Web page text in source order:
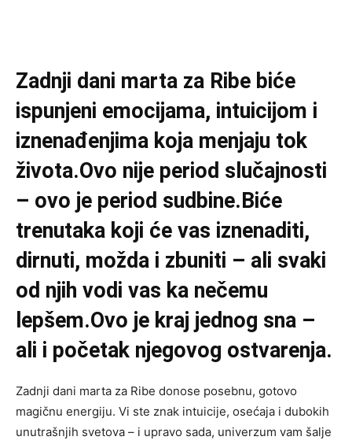
Zadnji dani marta za Ribe biće
ispunjeni emocijama, intuicijom i
iznenađenjima koja menjaju tok
života.Ovo nije period slučajnosti
– ovo je period sudbine.Biće
trenutaka koji će vas iznenaditi,
dirnuti, možda i zbuniti – ali svaki
od njih vodi vas ka nečemu
lepšem.Ovo je kraj jednog sna –
ali i početak njegovog ostvarenja.
Zadnji dani marta za Ribe donose posebnu, gotovo
magičnu energiju. Vi ste znak intuicije, osećaja i dubokih
unutrašnjih svetova – i upravo sada, univerzum vam šalje